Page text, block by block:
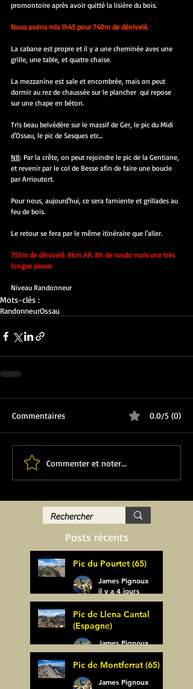
promontoire après avoir quitté la lisière du bois.
Nous avons mis 1h45 pour 740m de dénivelé.
La cabane est propre et il y a une cheminée avec une
grille, une table, et quatre chaise.
La mezzanine est sale et encombrée, mais on peut
dormir au rez de chaussée sur le plancher  qui repose
sur une chape en béton.
Tr!s beau belvédère sur le massif de Ger, le pic du Midi
d'Ossau, le pic de Sesques etc...
NB: Par la crête, on peut rejoindre le pic de la Gentiane,
et revenir par le col de Besse afin de faire une boucle
par Arrioutort.
Pour nous, aujourd'hui, ce sera farniente et grillades au
feu de bois.
Le retour se fera par le même itinéraire que l'aller.
755m de dénivelé. 8km AR. 8h de rando mais une très
longue pause.
Niveau Randonneur
Mots-clés :
RandonneurOssau
Commentaires 0.0/5 (0)
Commenter et noter...
Posts récents
Pic du Pourtet (65)
James Pignoux
il y a 4 jours
Pic de Llena Cantal
(Espagne)
James Pignoux
30 juil.
Pic de Montferrat (65)
James Pignoux